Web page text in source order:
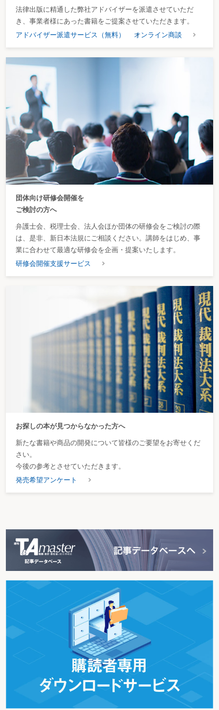
法律出版に精通した弊社アドバイザーを派遣させていただ
き、事業者様にあった書籍をご提案させていただきます。
アドバイザー派遣サービス（無料）
オンライン商談
団体向け研修会開催を
ご検討の方へ
弁護士会、税理士会、法人会ほか団体の研修会をご検討の際
は、是非、新日本法規にご相談ください。講師をはじめ、事
業に合わせて最適な研修会を企画・提案いたします。
研修会開催支援サービス
お探しの本が見つからなかった方へ
新たな書籍や商品の開発について皆様のご要望をお寄せくだ
さい。
今後の参考とさせていただきます。
発売希望アンケート